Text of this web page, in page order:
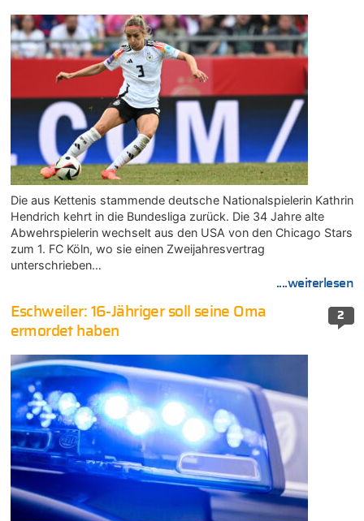
Die aus Kettenis stammende deutsche Nationalspielerin Kathrin
Hendrich kehrt in die Bundesliga zurück. Die 34 Jahre alte
Abwehrspielerin wechselt aus den USA von den Chicago Stars
zum 1. FC Köln, wo sie einen Zweijahresvertrag
unterschrieben…
....weiterlesen
2
Eschweiler: 16-Jähriger soll seine Oma
ermordet haben